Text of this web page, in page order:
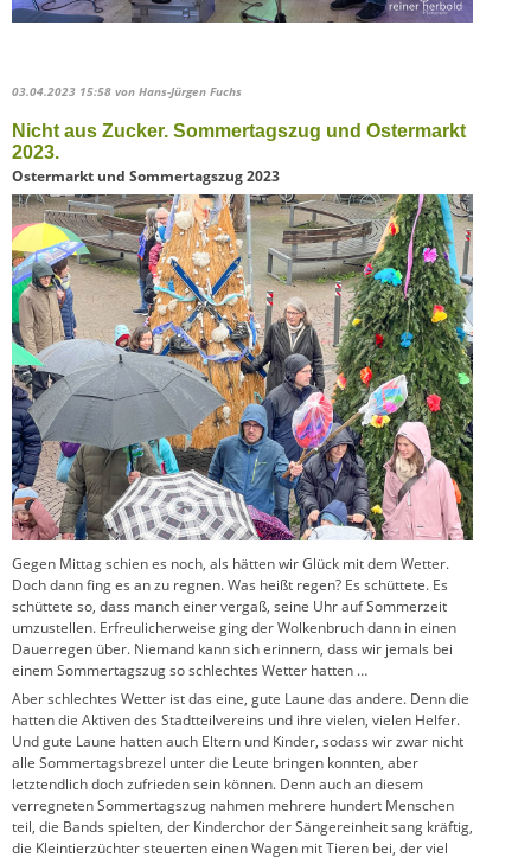
03.04.2023 15:58 von Hans-Jürgen Fuchs
Nicht aus Zucker. Sommertagszug und Ostermarkt
2023.
Ostermarkt und Sommertagszug 2023
Gegen Mittag schien es noch, als hätten wir Glück mit dem Wetter.
Doch dann fing es an zu regnen. Was heißt regen? Es schüttete. Es
schüttete so, dass manch einer vergaß, seine Uhr auf Sommerzeit
umzustellen. Erfreulicherweise ging der Wolkenbruch dann in einen
Dauerregen über. Niemand kann sich erinnern, dass wir jemals bei
einem Sommertagszug so schlechtes Wetter hatten …
Aber schlechtes Wetter ist das eine, gute Laune das andere. Denn die
hatten die Aktiven des Stadtteilvereins und ihre vielen, vielen Helfer.
Und gute Laune hatten auch Eltern und Kinder, sodass wir zwar nicht
alle Sommertagsbrezel unter die Leute bringen konnten, aber
letztendlich doch zufrieden sein können. Denn auch an diesem
verregneten Sommertagszug nahmen mehrere hundert Menschen
teil, die Bands spielten, der Kinderchor der Sängereinheit sang kräftig,
die Kleintierzüchter steuerten einen Wagen mit Tieren bei, der viel